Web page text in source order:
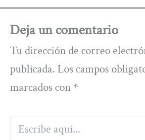
Deja un comentario
Tu dirección de correo
publicada. Los campos
marcados con *
Escribe
aquí...